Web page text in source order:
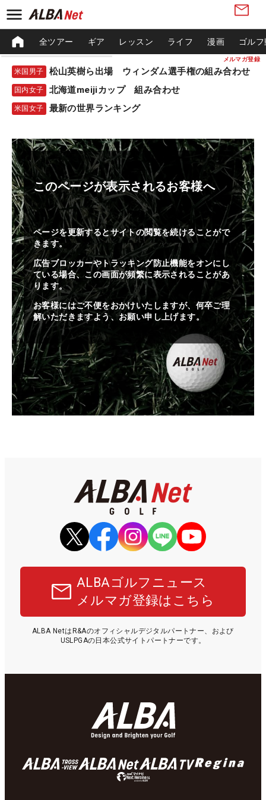
メルマガ登録
全ツアー ギア レッスン ライフ 漫画 ゴル
米国男子 松山英樹ら出場 ウィンダム選手権の組み合わせ
国内女子 北海道meijiカップ 組み合わせ
米国女子 最新の世界ランキング
このページが表示されるお客様へ
ページを更新するとサイトの閲覧を続けることがで
きます。
広告ブロッカーやトラッキング防止機能をオンにし
ている場合、この画面が頻繁に表示されることがあ
ります。
お客様にはご不便をおかけいたしますが、何卒ご理
解いただきますよう、お願い申し上げます。
ALBAゴルフニュース
メルマガ登録はこちら
ALBA NetはR&Aのオフィシャルデジタルパートナー、および
USLPGAの日本公式サイトパートナーです。